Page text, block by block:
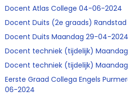
Docent Atlas College 04-06-2024
Docent Duits (2e graads)
Docent Duits Maandag 29-04-2024
Docent techniek (tijdelijk)
Docent techniek (tijdelijk)
Eerste Graad Collega Engels
06-2024